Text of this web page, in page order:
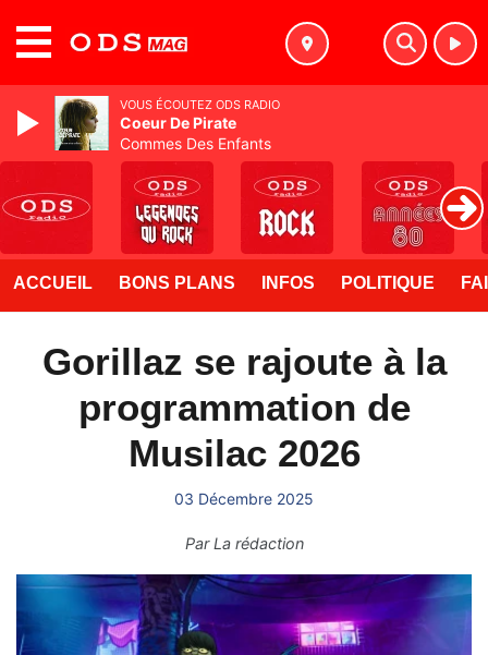
ACCUEIL BONS PLANS INFOS POLITIQUE
Gorillaz se rajoute à la
programmation de
Musilac 2026
03 Décembre 2025
ParLa rédaction
VOUS ÉCOUTEZ ODS RADIO
Coeur De Pirate
Commes Des Enfants